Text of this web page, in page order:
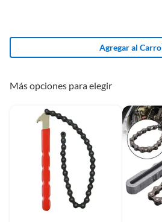
Agregar al Carro
Más opciones para elegir